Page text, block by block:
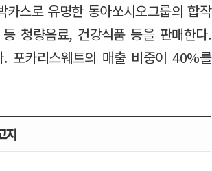
스로 유명한 동아쏘시오그룹의 합작
청량음료, 건강식품 등을 판매한다.
포카리스웨트의 매출 비중이 40%를
지